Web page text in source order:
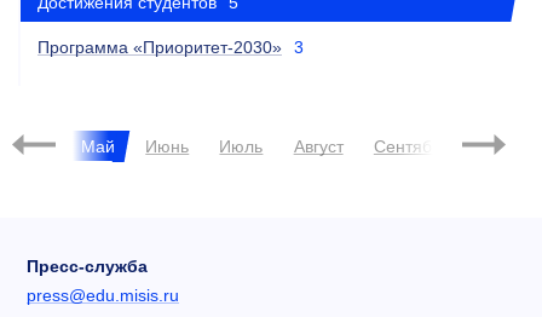
Программа «Приоритет-2030» 3
Май Июнь Июль Август Сентябрь
Пресс-служба
press@edu.misis.ru